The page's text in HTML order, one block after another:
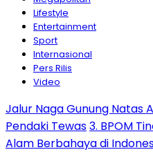
Lifestyle
Entertainment
Sport
Internasional
Pers Rilis
Video
Jalur Naga Gunung Natas
Pendaki Tewas3. BPOM
Alam Berbahaya di